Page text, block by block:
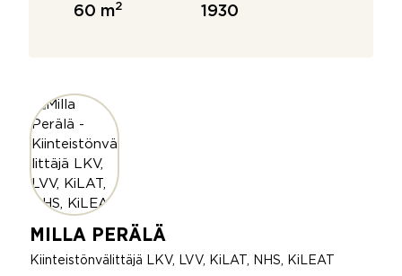
60 m2 1930
MILLA PERÄLÄ
Kiinteistönvälittäjä LKV, LVV, KiLAT, NHS, KiLEAT